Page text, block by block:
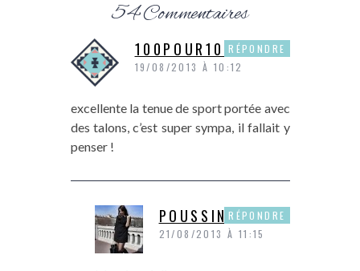
54 Commentaires
100POUR100SOIE
19/08/2013 À 10:12
excellente la tenue de sport portée avec
des talons, c’est super sympa, il fallait y
penser !
RÉPONDRE
POUSSINE
21/08/2013 À 11:15
RÉPONDRE